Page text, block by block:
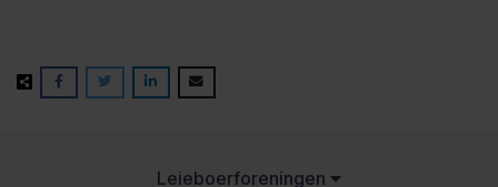
Leieboerforeningen